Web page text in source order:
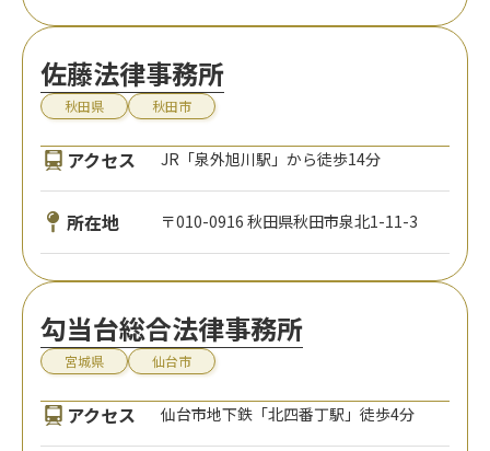
佐藤法律事務所
秋田県 秋田市
アクセス JR「泉外旭川駅」から徒歩14分
所在地 〒010-0916 秋田県秋田市泉北1-11-3
勾当台総合法律事務所
宮城県 仙台市
アクセス 仙台市地下鉄「北四番丁駅」徒歩4分